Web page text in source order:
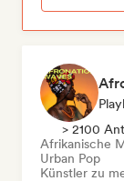
> 2100
Afrikanische
Urban Pop
Künstler zu